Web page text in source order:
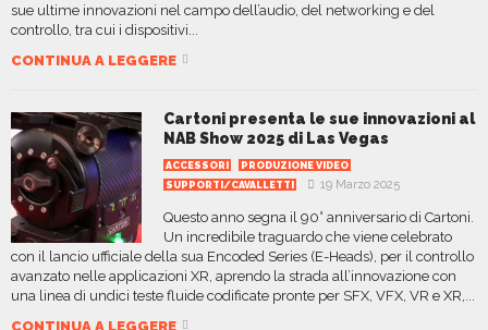
sue ultime innovazioni nel campo dell’audio, del networking e del
controllo, tra cui i dispositivi...
CONTINUA A LEGGERE
Cartoni presenta le sue innovazioni al
NAB Show 2025 di Las Vegas
ACCESSORI
PRODUZIONE VIDEO
SUPPORTI/CAVALLETTI
19 Marzo 2025
Questo anno segna il 90° anniversario di Cartoni.
Un incredibile traguardo che viene celebrato
con il lancio ufficiale della sua Encoded Series (E-Heads), per il controllo
avanzato nelle applicazioni XR, aprendo la strada all’innovazione con
una linea di undici teste fluide codificate pronte per SFX, VFX, VR e XR,...
CONTINUA A LEGGERE